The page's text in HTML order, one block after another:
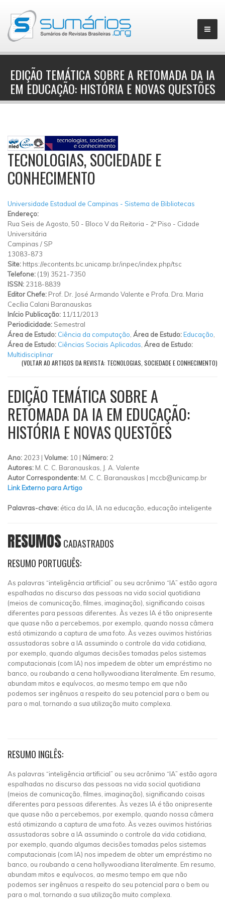
▼
EDIÇÃO TEMÁTICA SOBRE A RETOMADA DA IA
EM EDUCAÇÃO: HISTÓRIA E NOVAS QUESTÕES
TECNOLOGIAS, SOCIEDADE E
CONHECIMENTO
Universidade Estadual de Campinas - Sistema de Bibliotecas
Endereço:
Rua Seis de Agosto, 50 - Bloco V da Reitoria - 2º Piso - Cidade
Universitária
Campinas / SP
13083-873
Site: https://econtents.bc.unicamp.br/inpec/index.php/tsc
Telefone: (19) 3521-7350
ISSN: 2318-8839
Editor Chefe: Prof. Dr. José Armando Valente e Profa. Dra. Maria
Cecília Calani Baranauskas
Início Publicação: 11/11/2013
Periodicidade: Semestral
Área de Estudo: Ciência da computação Área de Estudo:Educação
Área de Estudo: Ciências Sociais Aplicadas Área de Estudo:
Multidisciplinar
(VOLTAR AO ARTIGOS DA REVISTA: TECNOLOGIAS, SOCIEDADE E CONHECIMENTO)
EDIÇÃO TEMÁTICA SOBRE A
RETOMADA DA IA EM EDUCAÇÃO:
HISTÓRIA E NOVAS QUESTÕES
Ano: 2023 | Volume: 10 | Número: 2
Autores: M. C. C. Baranauskas, J. A. Valente
Autor Correspondente: M. C. C. Baranauskas | mccb@unicamp.br
Link Externo para Artigo
Palavras-chave: ética da IA, IA na educação, educação inteligente
RESUMOSCADASTRADOS
RESUMO PORTUGUÊS:
As palavras “inteligência artificial” ou seu acrônimo “IA” estão agora
espalhadas no discurso das pessoas na vida social quotidiana
(meios de comunicação, filmes, imaginação), significando coisas
diferentes para pessoas diferentes. Às vezes IA é tão onipresente
que quase não a percebemos, por exemplo, quando nossa câmera
está otimizando a captura de uma foto. Às vezes ouvimos histórias
assustadoras sobre a IA assumindo o controle da vida cotidiana,
por exemplo, quando algumas decisões tomadas pelos sistemas
computacionais (com IA) nos impedem de obter um empréstimo no
banco, ou roubando a cena hollywoodiana literalmente. Em resumo,
abundam mitos e equívocos, ao mesmo tempo em que não
podemos ser ingênuos a respeito do seu potencial para o bem ou
para o mal, tornando a sua utilização muito complexa.
RESUMO INGLÊS:
As palavras “inteligência artificial” ou seu acrônimo “IA” estão agora
espalhadas no discurso das pessoas na vida social quotidiana
(meios de comunicação, filmes, imaginação), significando coisas
diferentes para pessoas diferentes. Às vezes IA é tão onipresente
que quase não a percebemos, por exemplo, quando nossa câmera
está otimizando a captura de uma foto. Às vezes ouvimos histórias
assustadoras sobre a IA assumindo o controle da vida cotidiana,
por exemplo, quando algumas decisões tomadas pelos sistemas
computacionais (com IA) nos impedem de obter um empréstimo no
banco, ou roubando a cena hollywoodiana literalmente. Em resumo,
abundam mitos e equívocos, ao mesmo tempo em que não
podemos ser ingênuos a respeito do seu potencial para o bem ou
para o mal, tornando a sua utilização muito complexa.